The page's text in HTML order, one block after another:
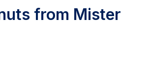
from Mister